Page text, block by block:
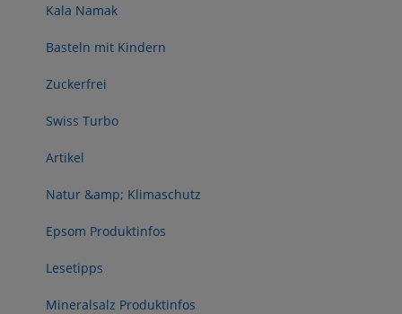
Kala Namak
Basteln mit Kindern
Zuckerfrei
Swiss Turbo
Artikel
Natur &amp; Klimaschutz
Epsom Produktinfos
Lesetipps
Mineralsalz Produktinfos